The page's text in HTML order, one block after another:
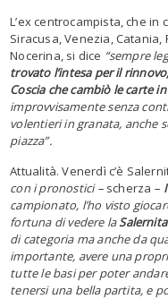
L’ex centrocampista, che
Siracusa, Venezia, Catania,
Nocerina, si dice “sempre
trovato l’intesa per il
Coscia che cambiò le carte
improvvisamente senza
volentieri in granata, anche
piazza”.
Attualità. Venerdì c’è
con i pronostici – scherza –
campionato, l’ho visto
fortuna di vedere la
di categoria ma anche da
importante, avere una
tutte le basi per poter
tenersi una bella partita, e